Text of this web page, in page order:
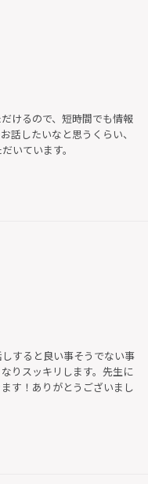
けるので、短時間でも情報
話したいなと思うくらい、
いています。
すると良い事そうでない事
りスッキリします。先生に
す！ありがとうございまし